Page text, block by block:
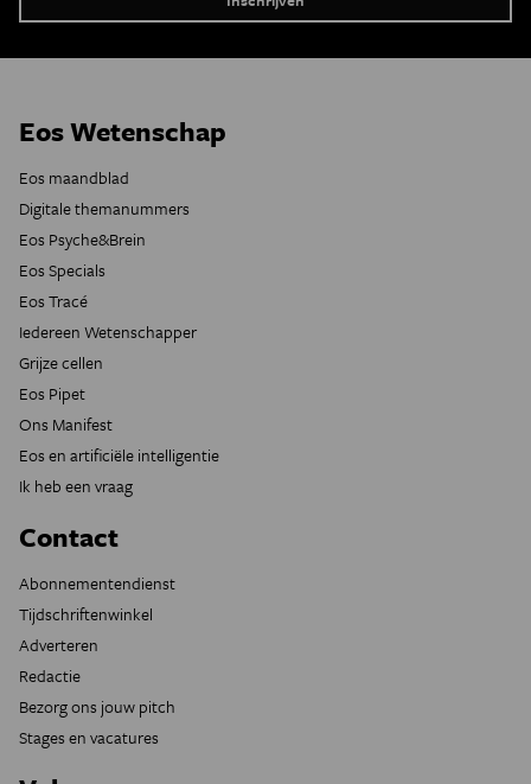
Eos Wetenschap
Eos maandblad
Digitale themanummers
Eos Psyche&Brein
Eos Specials
Eos Tracé
Iedereen Wetenschapper
Grijze cellen
Eos Pipet
Ons Manifest
Eos en artificiële intelligentie
Ik heb een vraag
Contact
Abonnementendienst
Tijdschriftenwinkel
Adverteren
Redactie
Bezorg ons jouw pitch
Stages en vacatures